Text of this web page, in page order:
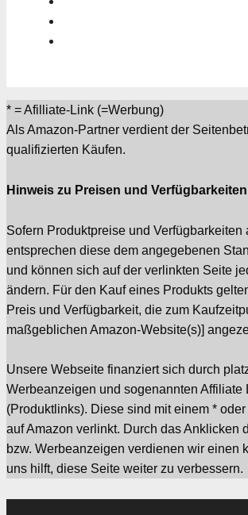
* = Afilliate-Link (=Werbung)
Als Amazon-Partner verdient der
qualifizierten Käufen.
Hinweis zu Preisen und Verfügbarkeiten
Sofern Produktpreise und Verfügbarkeiten
entsprechen diese dem angegebenen
und können sich auf der verlinkten Seite
ändern. Für den Kauf eines Produkts
Preis und Verfügbarkeit, die zum
maßgeblichen Amazon-Website(s)]
Unsere Webseite finanziert sich durch
Werbeanzeigen und sogenannten Affiliate
(Produktlinks). Diese sind mit einem *
auf Amazon verlinkt. Durch das Anklicken
bzw. Werbeanzeigen verdienen wir einen
uns hilft, diese Seite weiter zu verbessern.